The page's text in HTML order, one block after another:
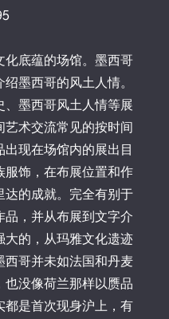
化底蕴的场馆。墨西哥
墨西哥的风土人情。
、墨西哥风土人情等展
艺术交流常见的按时间
现在场馆内的展出目
服饰，在布展位置和作
达的成就。完全有别于
，并从布展到文字介
大的，从玛雅文化遗迹
西哥并未如法国和丹麦
没像荷兰那样以赝品
都是首次现身沪上，有